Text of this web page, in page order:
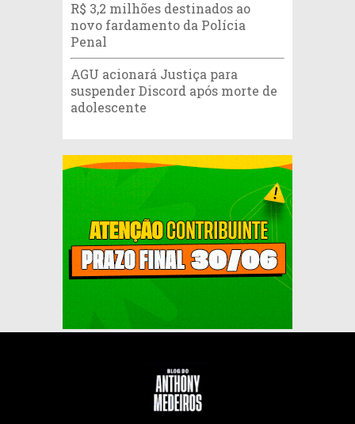
R$ 3,2 milhões destinados ao
novo fardamento da Polícia
Penal
AGU acionará Justiça para
suspender Discord após morte de
adolescente